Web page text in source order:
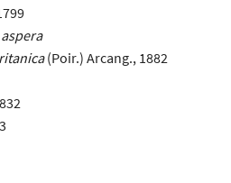
aspera
(Poir.) Arcang., 1882